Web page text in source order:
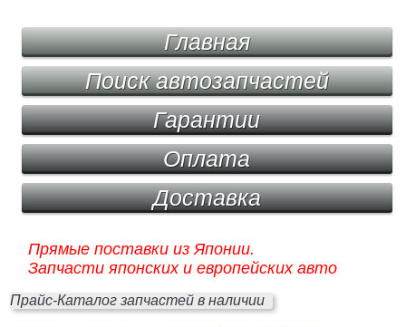
Главная
Поиск автозапчастей
Гарантии
Оплата
Доставка
Прямые поставки из Японии.
Запчасти японских и европейских авто
Прайс-Каталог запчастей в наличии